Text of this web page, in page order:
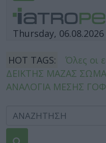
Thursday, 06.08.2026
HOT TAGS:
Όλες οι
ΔΕΙΚΤΗΣ ΜΑΖΑΣ
ΑΝΑΛΟΓΙΑ ΜΕΣΗΣ